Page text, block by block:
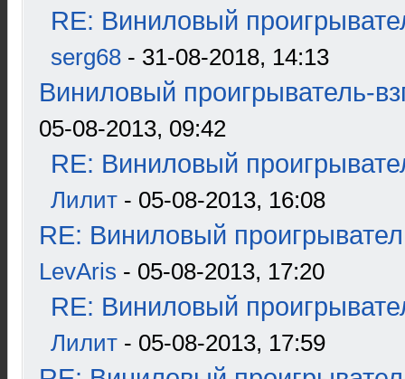
RE: Виниловый
serg68 - 31-08-2018, 14:13
Виниловый проигрыватель-
05-08-2013, 09:42
RE: Виниловый
Лилит - 05-08-2013, 16:08
RE: Виниловый
LevAris - 05-08-2013, 17:20
RE: Виниловый
Лилит - 05-08-2013, 17:59